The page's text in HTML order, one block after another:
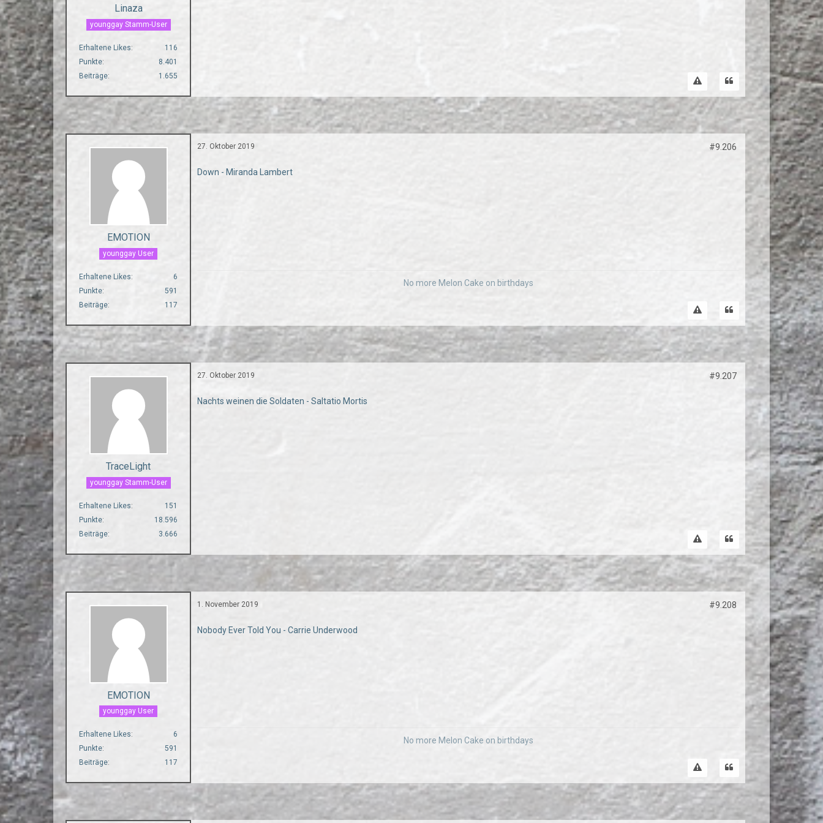
Linaza
younggay Stamm-User
Erhaltene Likes
116
Punkte
8.401
Beiträge
1.655
EMOTION
younggay User
Erhaltene Likes
6
Punkte
591
Beiträge
117
27. Oktober 2019 #9.206
Down - Miranda Lambert
No more Melon Cake on birthdays
TraceLight
younggay Stamm-User
Erhaltene Likes
151
Punkte
18.596
Beiträge
3.666
27. Oktober 2019 #9.207
Nachts weinen die Soldaten - Saltatio Mortis
EMOTION
younggay User
Erhaltene Likes
6
Punkte
591
Beiträge
117
1. November 2019 #9.208
Nobody Ever Told You - Carrie Underwood
No more Melon Cake on birthdays